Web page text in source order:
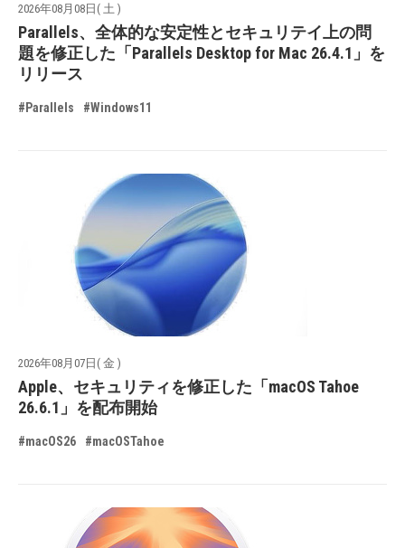
2026年08月08日( 土 )
Parallels、全体的な安定性とセキュリテイ上の問
題を修正した「Parallels Desktop for Mac 26.4.1」を
リリース
#Parallels #Windows11
2026年08月07日( 金 )
Apple、セキュリティを修正した「macOS Tahoe
26.6.1」を配布開始
#macOS26 #macOSTahoe